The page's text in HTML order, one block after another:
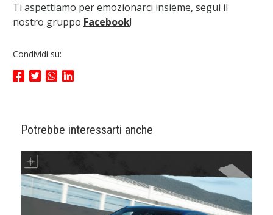
Ti aspettiamo per emozionarci insieme, segui il
nostro gruppo Facebook!
Condividi su:
Potrebbe interessarti anche